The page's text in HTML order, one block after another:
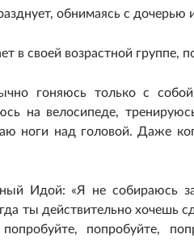
обнимаясь с
в своей возрастной группе,
гоняюсь только с
на велосипеде,
ноги над головой. Даже
Идой: «Я не собираюсь
ты действительно хочешь
попробуйте,